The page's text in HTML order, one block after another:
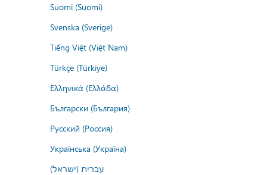
Suomi (Suomi)
Svenska (Sverige)
Tiếng Việt (Việt Nam)
Türkçe (Türkiye)
Ελληνικά (Ελλάδα)
Български (България)
Русский (Россия)
Українська (Україна)
עברית (ישראל)